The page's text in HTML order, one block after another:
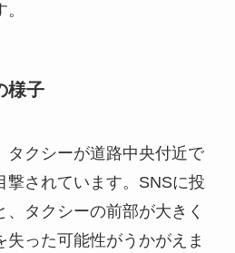
様子
タクシーが道路中央付近で
撃されています。SNSに投
タクシーの前部が大きく
った可能性がうかがえま